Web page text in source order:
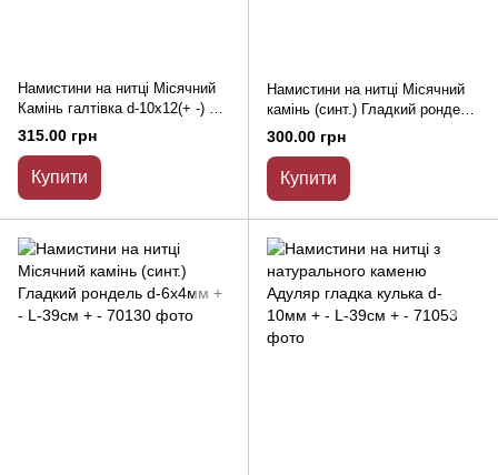
Намистини на нитці Місячний
Камінь галтівка d-10х12(+ -) мм
L-38см
315.00 грн
Купити
Намистини на нитці Місячний
камінь (синт.) Гладкий рондель
d-8х5мм + - L-40см + -
300.00 грн
Купити